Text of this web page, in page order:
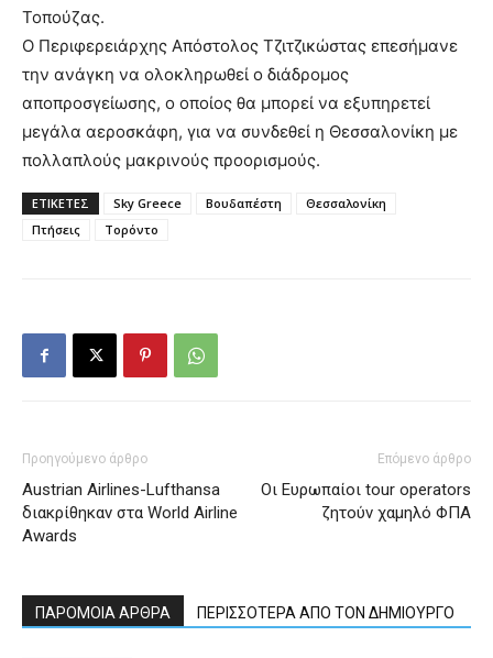
Τοπούζας.
Ο Περιφερειάρχης Απόστολος Τζιτζικώστας επεσήμανε
την ανάγκη να ολοκληρωθεί ο διάδρομος
αποπροσγείωσης, ο οποίος θα μπορεί να εξυπηρετεί
μεγάλα αεροσκάφη, για να συνδεθεί η Θεσσαλονίκη με
πολλαπλούς μακρινούς προορισμούς.
ΕΤΙΚΕΤΕΣ Sky Greece Βουδαπέστη
Θεσσαλονίκη
Πτήσεις
Τορόντο
Προηγούμενο άρθρο
Austrian Airlines-Lufthansa
διακρίθηκαν στα World Airline
Awards
Επόμενο άρθρο
Οι Eυρωπαίοι tour operators
ζητούν χαμηλό ΦΠΑ
ΠΑΡΟΜΟΙΑ ΑΡΘΡΑ ΠΕΡΙΣΣΟΤΕΡΑ ΑΠΟ ΤΟΝ ΔΗΜΙΟΥΡΓΟ